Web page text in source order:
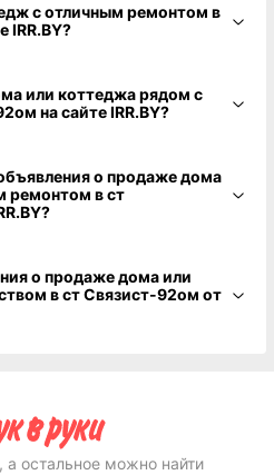
в
IRR.BY?
коттеджа рядом с
на сайте IRR.BY?
о продаже дома
о продаже дома или
а остальное можно найти